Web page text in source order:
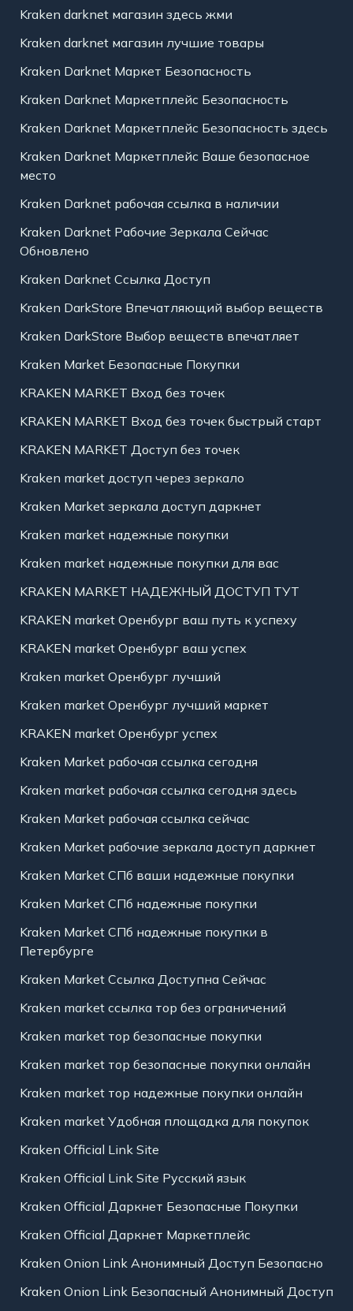
Kraken darknet магазин здесь жми
Kraken darknet магазин лучшие товары
Kraken Darknet Маркет Безопасность
Kraken Darknet Маркетплейс Безопасность
Kraken Darknet Маркетплейс Безопасность здесь
Kraken Darknet Маркетплейс Ваше безопасное
место
Kraken Darknet рабочая ссылка в наличии
Kraken Darknet Рабочие Зеркала Сейчас
Обновлено
Kraken Darknet Ссылка Доступ
Kraken DarkStore Впечатляющий выбор веществ
Kraken DarkStore Выбор веществ впечатляет
Kraken Market Безопасные Покупки
KRAKEN MARKET Вход без точек
KRAKEN MARKET Вход без точек быстрый старт
KRAKEN MARKET Доступ без точек
Kraken market доступ через зеркало
Kraken Market зеркала доступ даркнет
Kraken market надежные покупки
Kraken market надежные покупки для вас
KRAKEN MARKET НАДЕЖНЫЙ ДОСТУП ТУТ
KRAKEN market Оренбург ваш путь к успеху
KRAKEN market Оренбург ваш успех
Kraken market Оренбург лучший
Kraken market Оренбург лучший маркет
KRAKEN market Оренбург успех
Kraken Market рабочая ссылка сегодня
Kraken market рабочая ссылка сегодня здесь
Kraken Market рабочая ссылка сейчас
Kraken Market рабочие зеркала доступ даркнет
Kraken Market СПб ваши надежные покупки
Kraken Market СПб надежные покупки
Kraken Market СПб надежные покупки в
Петербурге
Kraken Market Ссылка Доступна Сейчас
Kraken market ссылка тор без ограничений
Kraken market тор безопасные покупки
Kraken market тор безопасные покупки онлайн
Kraken market тор надежные покупки онлайн
Kraken market Удобная площадка для покупок
Kraken Official Link Site
Kraken Official Link Site Русский язык
Kraken Official Даркнет Безопасные Покупки
Kraken Official Даркнет Маркетплейс
Kraken Onion Link Анонимный Доступ Безопасно
Kraken Onion Link Безопасный Анонимный Доступ